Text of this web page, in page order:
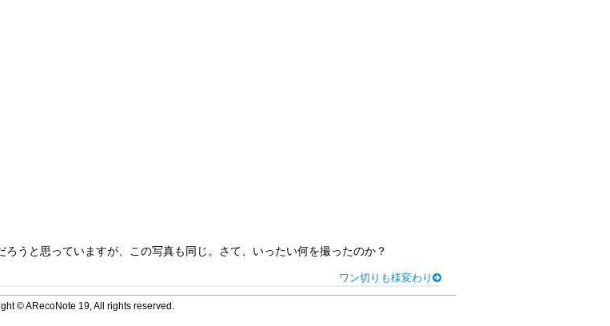
うと思っていますが、この写真も同じ。さて、いったい何を撮ったのか？
ワン切りも様変わり
© ARecoNote 19, All rights reserved.